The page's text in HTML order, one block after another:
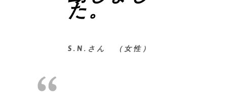
た。
S.N.さん （女性）